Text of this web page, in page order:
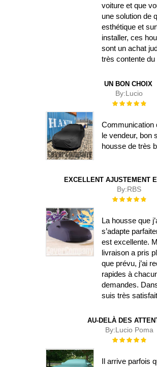
voiture et que
une solution de
esthétique et
installer, ces
sont un achat
très contente
UN BON CHOIX
By:Lucio
Évaluation :
Communication
le vendeur, bon
housse de très
EXCELLENT AJUSTEMENT
By:RBS
Évaluation :
La housse que
s’adapte
est excellente.
livraison a pris
que prévu, j’ai
rapides à
demandes.
suis très
AU-DELÀ DES
By:Lucio Poma
Évaluation :
Il arrive parfois